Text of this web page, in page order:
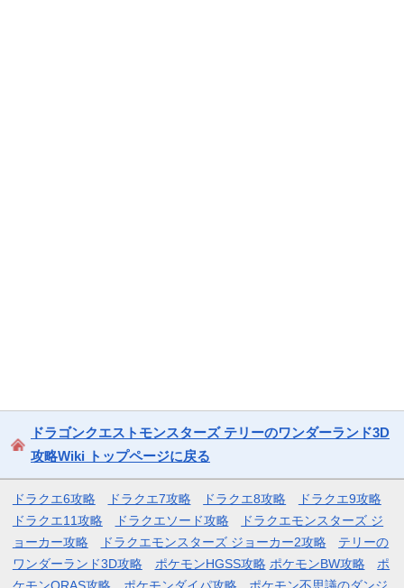
ドラゴンクエストモンスターズ テリーのワンダーランド3D
攻略Wiki トップページに戻る
ドラクエ6攻略 ドラクエ7攻略 ドラクエ8攻略
ドラクエ9攻略
ドラクエ11攻略
ドラクエソード攻略
ドラクエモンスターズ ジ
ョーカー攻略
ドラクエモンスターズ ジョーカー2攻略
テリーの
ワンダーランド3D攻略
ポケモンHGSS攻略 ポケモンBW攻略
ポ